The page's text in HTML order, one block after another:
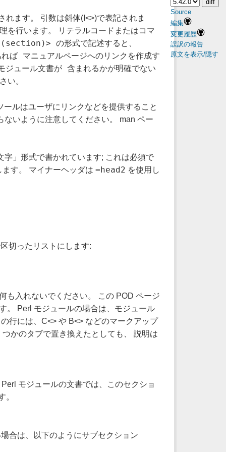
Source
編集
変更履歴
誤訳の報告
原文を表示/隠す
ます。 引数は斜体(I<>)で表記されま
を行います。 リテラルコードまたはコマ
の形式で記述すると、
マニュアルページへのリンクを作成す
ジュール文書が 含まれるかが明確でない
。
ルはユーザにリンクなどを提供すること
いように注意してください。 man ペー
」形式で書かれています; これは必須で
す。 マイナーヘッダは =head2 を使用し
切ったリストにします:
も入れないでください。 この POD ページ
。 Perl モジュールの場合は、モジュール
行には、C<> や B<> などのマークアップ
かのタブで置き換えたとしても、 説明は
モジュールの文書では、このセクショ
。
合は、以下のようにサブセクション